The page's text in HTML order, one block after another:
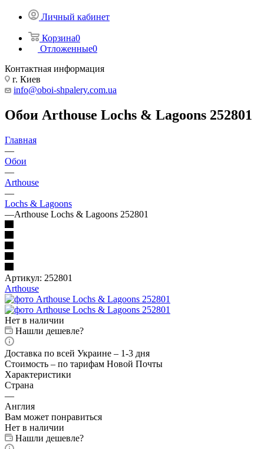
Личный кабинет
Корзина0
Отложенные0
Контактная информация
г. Киев
info@oboi-shpalery.com.ua
Обои Arthouse Lochs & Lagoons 252801
Главная
—
Обои
—
Arthouse
—
Lochs & Lagoons
—Arthouse Lochs & Lagoons 252801
Артикул: 252801
Arthouse
Нет в наличии
Нашли дешевле?
Доставка по всей Украине – 1-3 дня
Стоимость – по тарифам Новой Почты
Характеристики
Страна
—
Англия
Вам может понравиться
Нет в наличии
Нашли дешевле?